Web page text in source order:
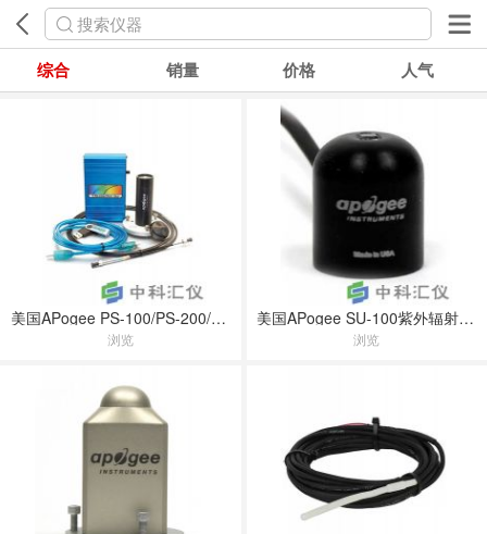
搜索仪器
综合 销量 价格 人气
美国APogee PS-100/PS-200/PS-300紫外可见光谱仪
浏览
美国APogee SU-100紫外辐射传感器
浏览